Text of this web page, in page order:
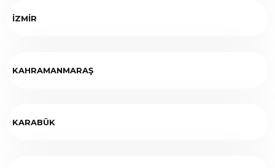
İZMİR
KAHRAMANMARAŞ
KARABÜK